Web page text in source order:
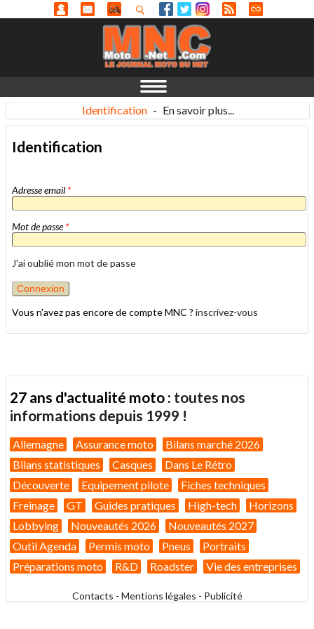
Identification - En savoir plus...
Identification
Adresse email *
Mot de passe*
J'ai oublié mon mot de passe
Vous n'avez pas encore de compte MNC ? inscrivez-vous
27 ans d'actualité moto : toutes nos
informations depuis 1999 !
Allemagne Assurance moto
Bilans marché 2026
Bilans statistiques
Casques
Dans Le Rétro
Découverte
Equipement pilote
Fiches techniques
Freinage
GT Guides pratiques High-tech
Horizons
Lobbying
Nouveautés 2026
Nouveautés 2027
Outil Agenda
Permis moto Pneus
Portraits
Préparations moto
R&D Roadster Vie des entreprises
Contacts - Mentions légales - Publicité